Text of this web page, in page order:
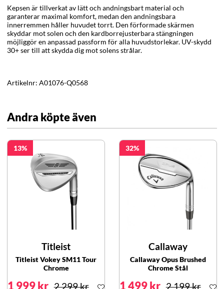
Kepsen är tillverkat av lätt och andningsbart material och
garanterar maximal komfort, medan den andningsbara
innerremmen håller huvudet torrt. Den förformade skärmen
skyddar mot solen och den kardborrejusterbara stängningen
möjliggör en anpassad passform för alla huvudstorlekar. UV-skydd
30+ ser till att skydda dig mot solens strålar.
Artikelnr: A01076-Q0568
Andra köpte även
13
Titleist
Titleist Vokey SM11 Tour
Chrome
1 999 kr 2 299 kr
32
Callaway
Callaway Opus Brushed
Chrome Stål
1 499 kr 2 199 kr